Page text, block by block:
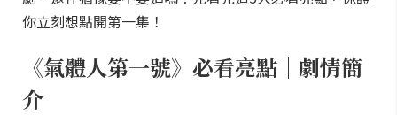
你立刻想點開第一集！
《氣體人第一號》必看亮點｜劇情簡
介